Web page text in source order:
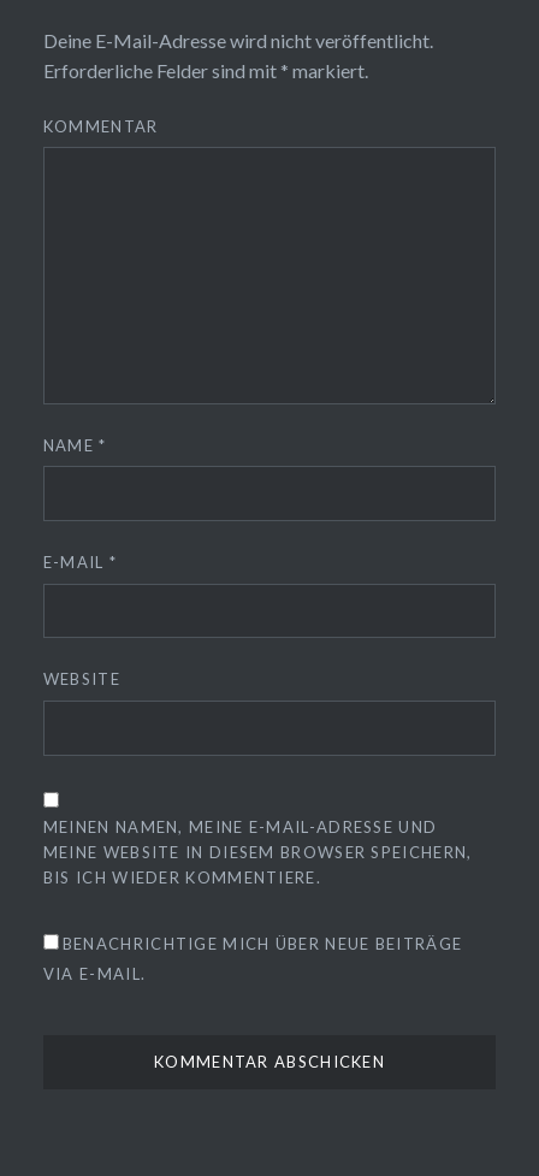
Deine E-Mail-Adresse wird nicht veröffentlicht.
Erforderliche Felder sind mit * markiert.
KOMMENTAR
NAME*
E-MAIL *
WEBSITE
MEINEN NAMEN, MEINE E-MAIL-ADRESSE UND
MEINE WEBSITE IN DIESEM BROWSER SPEICHERN,
BIS ICH WIEDER KOMMENTIERE.
BENACHRICHTIGE MICH ÜBER NEUE BEITRÄGE
VIA E-MAIL.